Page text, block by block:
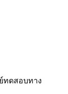
ทดสอบทาง